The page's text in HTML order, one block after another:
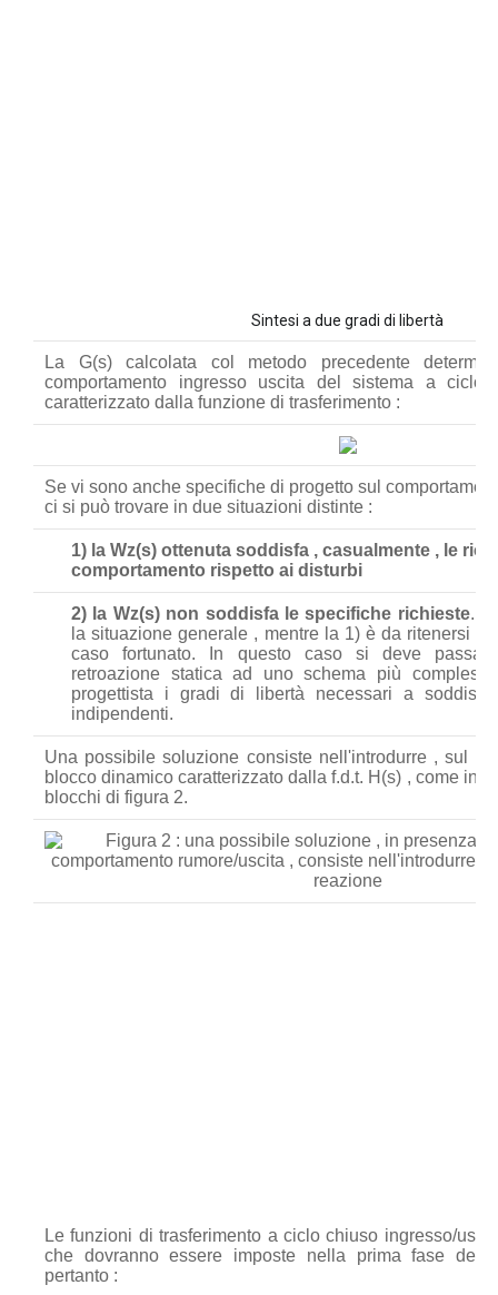
Sintesi a due gradi di libertà
La G(s) calcolata col metodo precedente
comportamento ingresso uscita del sistema a
caratterizzato dalla funzione di trasferimento :
Se vi sono anche specifiche di progetto sul
ci si può trovare in due situazioni distinte :
1) la Wz(s) ottenuta soddisfa , casualmente , le
comportamento rispetto ai disturbi
2) la Wz(s) non soddisfa le specifiche richieste.
la situazione generale , mentre la 1) è da ritenersi
caso fortunato. In questo caso si deve
retroazione statica ad uno schema più
progettista i gradi di libertà necessari a
indipendenti.
Una possibile soluzione consiste nell'introdurre , sul
blocco dinamico caratterizzato dalla f.d.t. H(s) , come
blocchi di figura 2.
Le funzioni di trasferimento a ciclo chiuso ingresso/
che dovranno essere imposte nella prima fase
pertanto :